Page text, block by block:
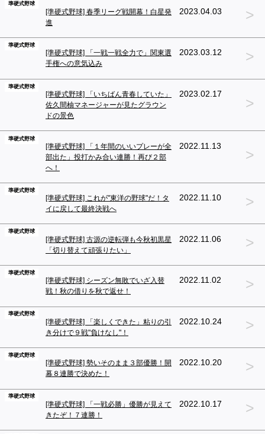
準硬式野球
[準硬式野球] 春季リーグ戦開幕！白星発
進
2023.04.03 >
準硬式野球
[準硬式野球] 「一戦一戦全力で」関東選
手権への意気込み
2023.03.12 >
準硬式野球
[準硬式野球] 「いちばん青春していた」
佐久間柚マネージャーが見たグラウン
ドの景色
2023.02.17
>
準硬式野球
[準硬式野球] 「１年間のいいプレーが全
部出た」投打かみ合い連勝！再び２部
へ！
2022.11.13
>
準硬式野球
[準硬式野球] これが"東洋の野球"だ！タ
イに戻して最終決戦へ
2022.11.10 >
準硬式野球
[準硬式野球] 古源の逆転弾も今秋初黒星
「切り替えて頑張りたい」
2022.11.06 >
準硬式野球
[準硬式野球] シーズン無敗でいざ入替
戦！秋の借りを秋で返せ！
2022.11.02 >
準硬式野球
[準硬式野球] 「楽しくできた」粘りの引
き分けで９戦"負けなし"！
2022.10.24 >
準硬式野球
[準硬式野球] 勢いそのまま３部優勝！開
幕８連勝で決めた！
2022.10.20 >
準硬式野球
[準硬式野球] 「一戦必勝」優勝が見えて
きたぞ！７連勝！
2022.10.17 >